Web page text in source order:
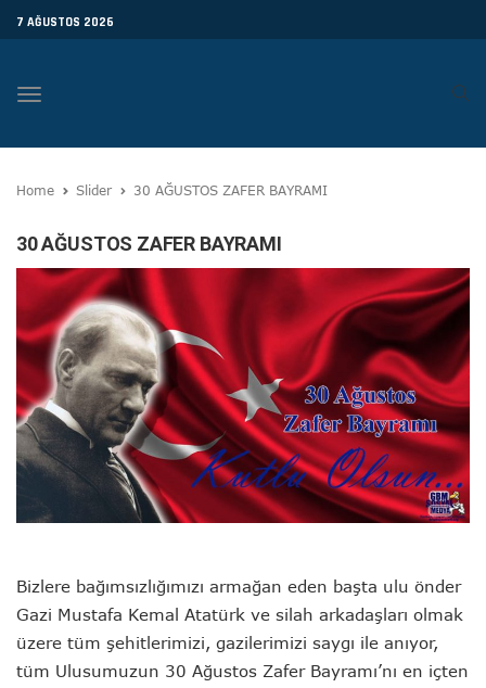
7 AĞUSTOS 2026
Toggle
Home Slider 30 AĞUSTOS ZAFER BAYRAMI
30 AĞUSTOS ZAFER BAYRAMI
Bizlere bağımsızlığımızı armağan eden başta ulu önder
Gazi Mustafa Kemal Atatürk ve silah arkadaşları olmak
üzere tüm şehitlerimizi, gazilerimizi saygı ile anıyor,
tüm Ulusumuzun 30 Ağustos Zafer Bayramı’nı en içten